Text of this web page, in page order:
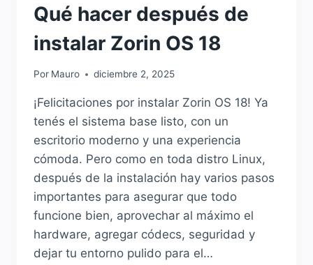
Qué hacer después de
instalar Zorin OS 18
Por Mauro diciembre 2, 2025
¡Felicitaciones por instalar Zorin OS 18! Ya
tenés el sistema base listo, con un
escritorio moderno y una experiencia
cómoda. Pero como en toda distro Linux,
después de la instalación hay varios pasos
importantes para asegurar que todo
funcione bien, aprovechar al máximo el
hardware, agregar códecs, seguridad y
dejar tu entorno pulido para el…